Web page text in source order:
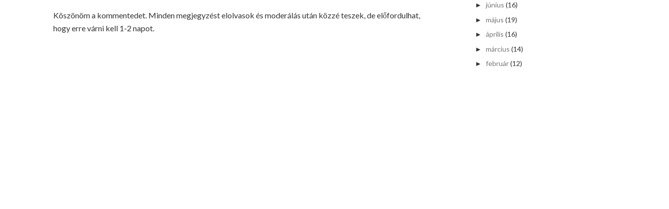
Köszönöm a kommentedet. Minden megjegyzést elolvasok és moderálás után közzé teszek, de előfordulhat,
hogy erre várni kell 1-2 napot.
► június (16)
► május (19)
► április (16)
► március (14)
► február(12)